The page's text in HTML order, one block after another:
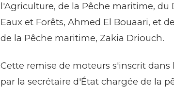
l'Agriculture, de la Pêche maritime, du
Eaux et Forêts, Ahmed El Bouaari, et
de la Pêche maritime, Zakia Driouch.
Cette remise de moteurs s'inscrit dans
par la secrétaire d'État chargée de la